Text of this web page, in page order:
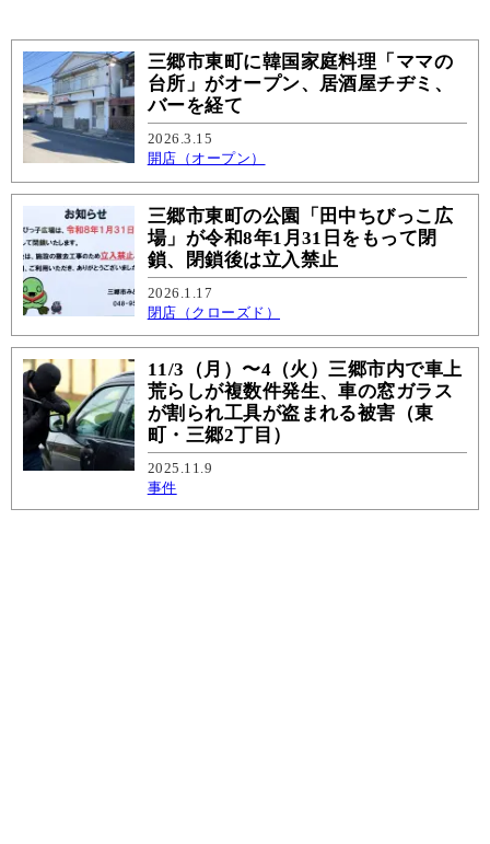
三郷市東町に韓国家庭料理「ママの
台所」がオープン、居酒屋チヂミ、
バーを経て
2026.3.15
開店（オープン）
三郷市東町の公園「田中ちびっこ広
場」が令和8年1月31日をもって閉
鎖、閉鎖後は立入禁止
2026.1.17
閉店（クローズド）
11/3（月）〜4（火）三郷市内で車上
荒らしが複数件発生、車の窓ガラス
が割られ工具が盗まれる被害（東
町・三郷2丁目）
2025.11.9
事件